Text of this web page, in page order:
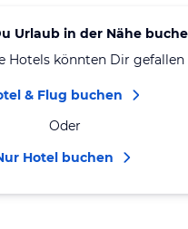
Urlaub in der Nähe
Hotels könnten Dir gefallen
& Flug buchen
Oder
Hotel buchen